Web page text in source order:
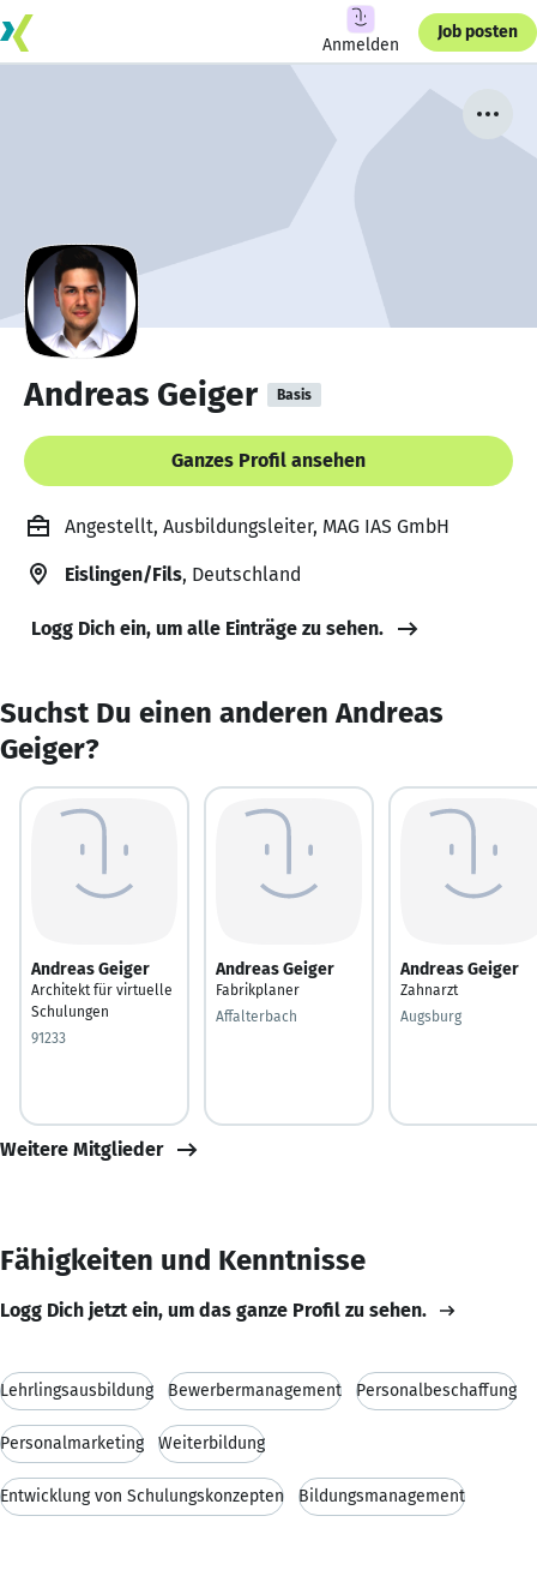
Anmelden
Job posten
Andreas Geiger Basis
Ganzes Profil ansehen
Angestellt, Ausbildungsleiter, MAG IAS GmbH
Eislingen/Fils, Deutschland
Logg Dich ein, um alle Einträge zu sehen.
Suchst Du einen anderen Andreas
Geiger?
Andreas Geiger
Architekt für virtuelle
Schulungen
91233
Andreas Geiger
Fabrikplaner
Affalterbach
Andreas Geiger
Zahnarzt
Augsburg
Weitere Mitglieder
Fähigkeiten und Kenntnisse
Logg Dich jetzt ein, um das ganze Profil zu sehen.
Lehrlingsausbildung Bewerbermanagement Personalbeschaffung
Personalmarketing Weiterbildung
Entwicklung von Schulungskonzepten Bildungsmanagement